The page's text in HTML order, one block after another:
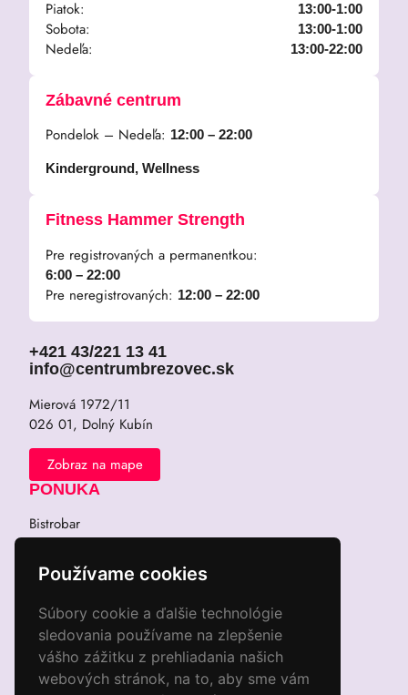
Používame cookies
Súbory cookie a ďalšie technológie
sledovania používame na zlepšenie
vášho zážitku z prehliadania našich
webových stránok, na to, aby sme vám
Piatok: 13:00-1:00
Sobota: 13:00-1:00
Nedeľa: 13:00-22:00
Zábavné centrum
Pondelok – Nedeľa: 12:00 – 22:00
Kinderground, Wellness
Fitness Hammer Strength
Pre registrovaných a permanentkou:
6:00 – 22:00
Pre neregistrovaných: 12:00 – 22:00
+421 43/221 13 41
info@centrumbrezovec.sk
Mierová 1972/11
026 01, Dolný Kubín
Zobraz na mape
PONUKA
Bistrobar
Kinderground
Wellness
Thajská masáž
Zábava
REZERVOVAŤ
Rezervovať bowling
Rezervovať masáž